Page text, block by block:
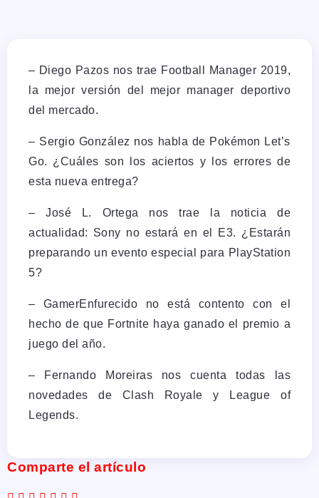
– Diego Pazos nos trae Football Manager 2019,
la mejor versión del mejor manager deportivo
del mercado.
– Sergio González nos habla de Pokémon Let’s
Go. ¿Cuáles son los aciertos y los errores de
esta nueva entrega?
– José L. Ortega nos trae la noticia de
actualidad: Sony no estará en el E3. ¿Estarán
preparando un evento especial para PlayStation
5?
– GamerEnfurecido no está contento con el
hecho de que Fortnite haya ganado el premio a
juego del año.
– Fernando Moreiras nos cuenta todas las
novedades de Clash Royale y League of
Legends.
Comparte el artículo